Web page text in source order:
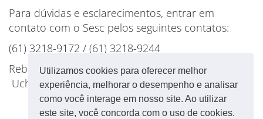
Utilizamos cookies para oferecer melhor
experiência, melhorar o desempenho e analisar
como você interage em nosso site. Ao utilizar
este site, você concorda com o uso de cookies.
Para dúvidas e esclarecimentos, entrar em
contato com o Sesc pelos seguintes contatos:
(61) 3218-9172 / (61) 3218-9244
Rebeca Quemel – Cristiane Gomes – Vanessa
Uchôa